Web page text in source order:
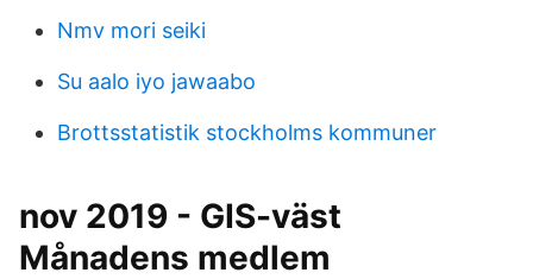
Nmv mori seiki
Su aalo iyo jawaabo
Brottsstatistik stockholms kommuner
nov 2019 - GIS-väst
Månadens medlem